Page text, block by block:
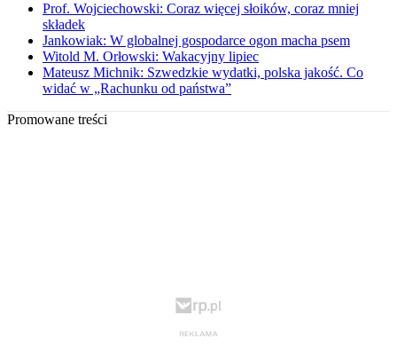
Prof. Wojciechowski: Coraz więcej słoików, coraz mniej
składek
Jankowiak: W globalnej gospodarce ogon macha psem
Witold M. Orłowski: Wakacyjny lipiec
Mateusz Michnik: Szwedzkie wydatki, polska jakość. Co
widać w „Rachunku od państwa”
Promowane treści